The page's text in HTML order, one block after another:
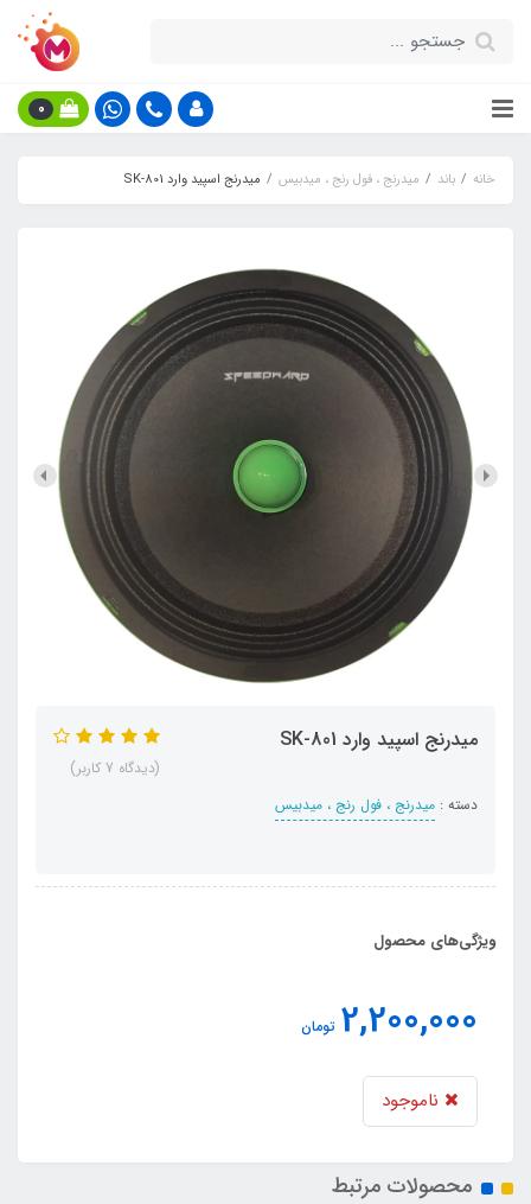
0
خانه باند میدرنج ، فول رنج ، میدبیس میدرنج اسپید وارد SK-801
میدرنج اسپید وارد SK-801
دسته : میدرنج ، فول رنج ، میدبیس
(دیدگاه 7 کاربر)
ویژگی‌های محصول
2,200,000 تومان
ناموجود
محصولات مرتبط